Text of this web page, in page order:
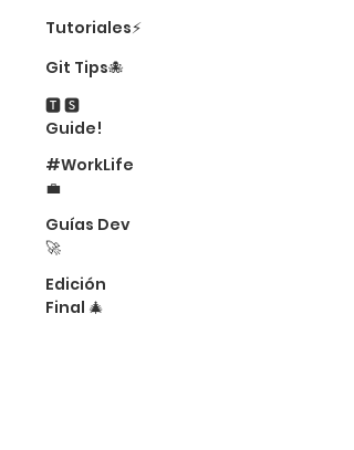
Tutoriales⚡
Git Tips🐙
🆃 🆂
Guide!
#WorkLife
💼
Guías Dev
🚀
Edición
Final 🎄